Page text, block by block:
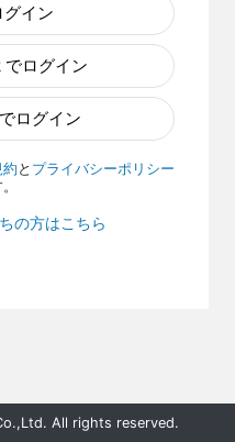
イン
ログイン
ログイン
と プライバシーポリシー
の方はこちら
All rights reserved.